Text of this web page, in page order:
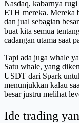
Nasdaq, kabarnya
ETH mereka. Mereka
dan jual sebagian
buat kita semua
cadangan utama saat
Tapi ada juga whale
Satu whale, yang
USDT dari Spark
menunjukkan kalau
besar justru melihat
Ide trading